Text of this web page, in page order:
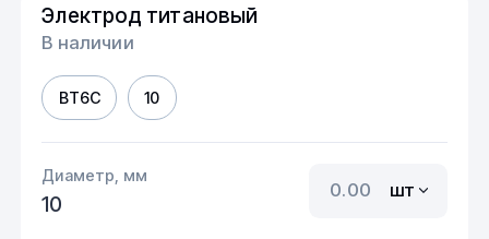
Электрод титановый
В наличии
ВТ6С 10
Диаметр, мм
10
шт